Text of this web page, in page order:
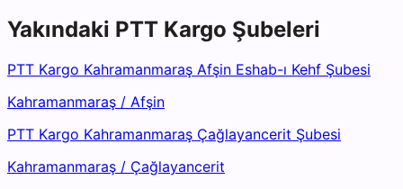
Yakındaki PTT Kargo Şubeleri
PTT Kargo Kahramanmaraş Afşin Eshab-ı Kehf Şubesi
Kahramanmaraş / Afşin
PTT Kargo Kahramanmaraş Çağlayancerit Şubesi
Kahramanmaraş / Çağlayancerit